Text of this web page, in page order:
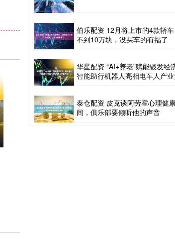
伯乐配资 12月将上市的4款轿
不到10万块，没买车的有福了
华星配资 “AI+养老”赋能银发经
智能助行机器人亮相电车人产
泰仓配资 皮克谈阿劳霍心理健
间，俱乐部要倾听他的声音